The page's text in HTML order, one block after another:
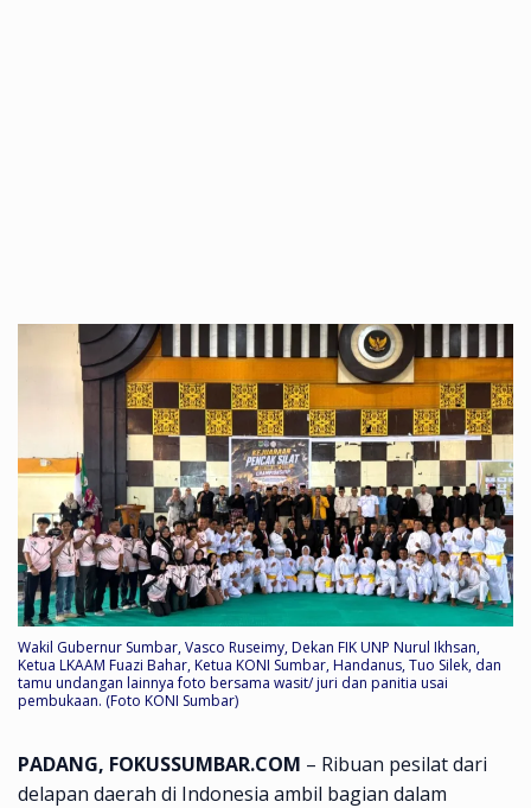
Wakil Gubernur Sumbar, Vasco Ruseimy, Dekan FIK UNP Nurul Ikhsan,
Ketua LKAAM Fuazi Bahar, Ketua KONI Sumbar, Handanus, Tuo Silek, dan
tamu undangan lainnya foto bersama wasit/ juri dan panitia usai
pembukaan. (Foto KONI Sumbar)
PADANG, FOKUSSUMBAR.COM – Ribuan pesilat dari
delapan daerah di Indonesia ambil bagian dalam